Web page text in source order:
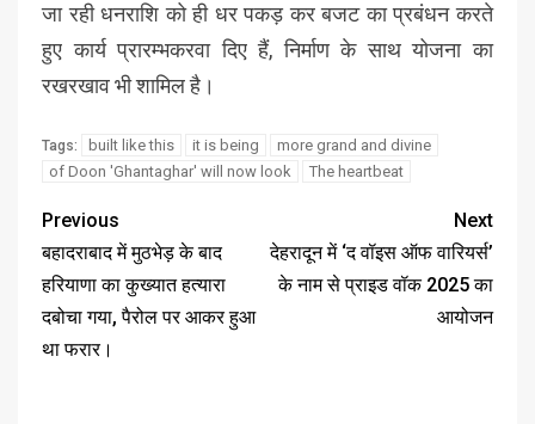
जा रही धनराशि को ही धर पकड़ कर बजट का प्रबंधन करते
हुए कार्य प्रारम्भकरवा दिए हैं, निर्माण के साथ योजना का
रखरखाव भी शामिल है।
Tags: built like this it is being
more grand and divine
of Doon 'Ghantaghar' will now look
The heartbeat
Previous
बहादराबाद में मुठभेड़ के बाद
हरियाणा का कुख्यात हत्यारा
दबोचा गया, पैरोल पर आकर हुआ
था फरार।
Next
देहरादून में ‘द वॉइस ऑफ वारियर्स’
के नाम से प्राइड वॉक 2025 का
आयोजन